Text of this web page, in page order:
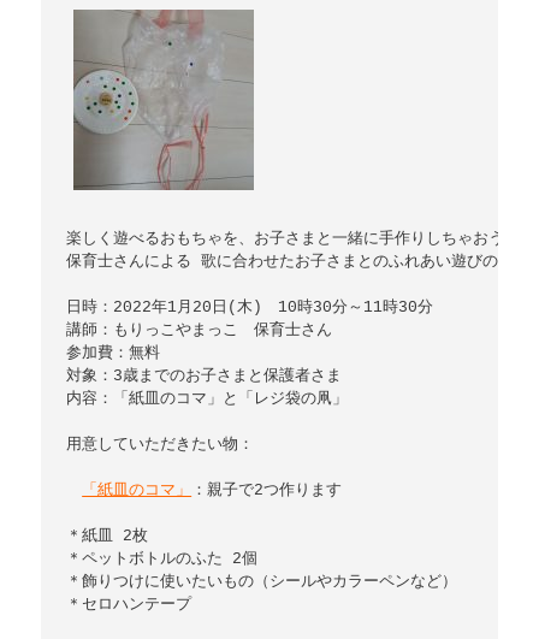
楽しく遊べるおもちゃを、お子さまと一緒に手作りしちゃおう！
保育士さんによる 歌に合わせたお子さまとのふれあい遊びの時間
日時：2022年1月20日(木)　10時30分～11時30分
講師：もりっこやまっこ　保育士さん
参加費：無料
対象：3歳までのお子さまと保護者さま
内容：「紙皿のコマ」と「レジ袋の凧」
用意していただきたい物：
「紙皿のコマ」 ：親子で2つ作ります
＊紙皿 2枚
＊ペットボトルのふた 2個
＊飾りつけに使いたいもの（シールやカラーペンなど）
＊セロハンテープ